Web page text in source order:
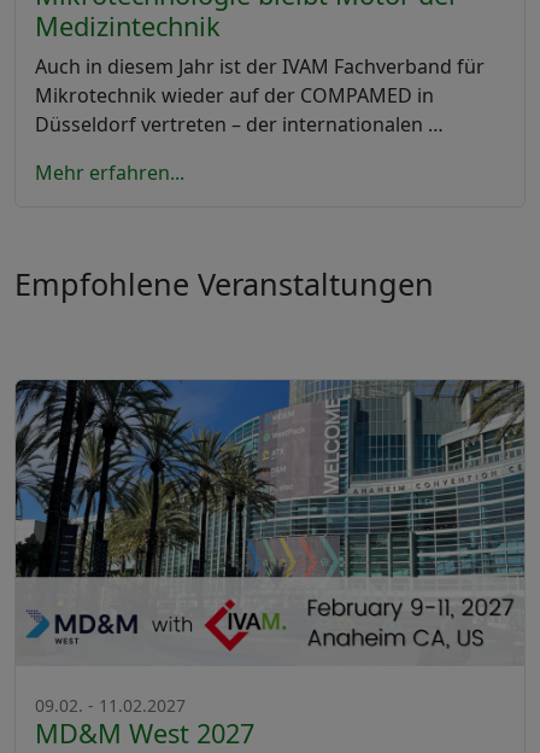
Medizintechnik
Auch in diesem Jahr ist der IVAM Fachverband für
Mikrotechnik wieder auf der COMPAMED in
Düsseldorf vertreten – der internationalen …
Mehr erfahren...
Empfohlene Veranstaltungen
09.02. - 11.02.2027
MD&M West 2027